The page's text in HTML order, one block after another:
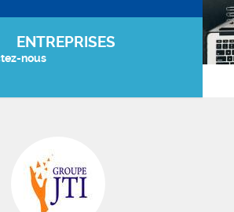
ENTREPRISES
nous